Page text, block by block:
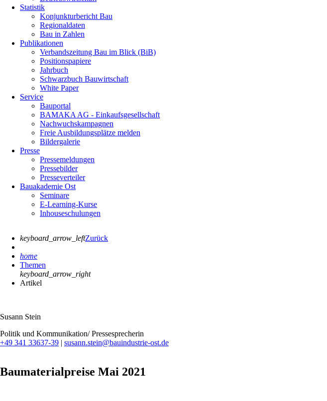
Statistik
Konjunkturbericht Bau
Regionaldaten
Bau in Zahlen
Publikationen
Verbandszeitung Bau im Blick (BiB)
Positionspapiere
Jahrbuch
Schwarzbuch Bauwirtschaft
White Paper
Service
Bauportal
BAMAKA AG - Einkaufsgesellschaft
Nachwuchskampagnen
Freie Ausbildungsplätze melden
Bildergalerie
Presse
Pressemeldungen
Pressebilder
Presseverteiler
Bauakademie Ost
Seminare
E-Learning-Kurse
Inhouseschulungen
keyboard_arrow_leftZurück
home
Themen
keyboard_arrow_right
Artikel
Susann Stein
Politik und Kommunikation/ Pressesprecherin
+49 341 33637-39 | susann.stein@bauindustrie-ost.de
Baumaterialpreise Mai 2021